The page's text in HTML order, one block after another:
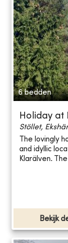
6 bedden
Holiday at
Stöllet,
The lovingly
and idyllic
Klarälven.
Bekijk